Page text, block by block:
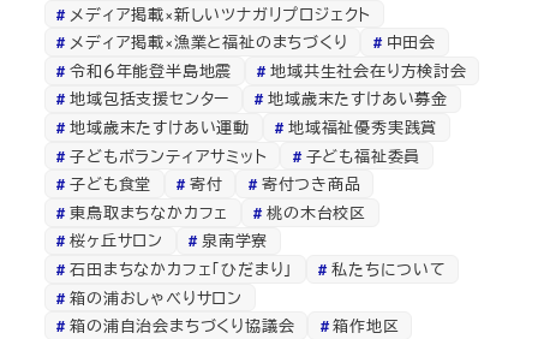
メディア掲載×新しいツナガリプロジェクト
メディア掲載×漁業と福祉のまちづくり
中田会
令和６年能登半島地震
地域共生社会在り方検討会
地域包括支援センター
地域歳末たすけあい募金
地域歳末たすけあい運動
地域福祉優秀実践賞
子どもボランティアサミット
子ども福祉委員
子ども食堂
寄付
寄付つき商品
東鳥取まちなかカフェ
桃の木台校区
桜ヶ丘サロン
泉南学寮
石田まちなかカフェ「ひだまり」
私たちについて
箱の浦おしゃべりサロン
箱の浦自治会まちづくり協議会
箱作地区